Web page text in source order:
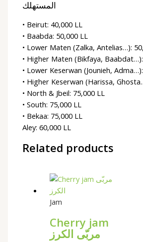
• Beirut: 40,000 LL
• Baabda: 50,000 LL
• Lower Maten (Zalka, Antelias…):
• Higher Maten (Bikfaya,
• Lower Keserwan (Jounieh,
• Higher Keserwan (Harissa,
• North & Jbeil: 75,000 LL
• South: 75,000 LL
• Bekaa: 75,000 LL
Aley: 60,000 LL
Related products
Jam
Cherry jam
مربّى الكرز